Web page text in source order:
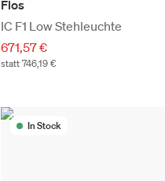
Flos
IC F1 Low Stehleuchte
671,57 €
statt 746,19 €
In Stock